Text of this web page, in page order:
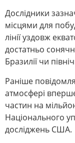
Дослідники
місцями для
лінії уздовж
достатньо
Бразилії чи
Раніше
атмосфері
частин на
Національного
досліджень США.